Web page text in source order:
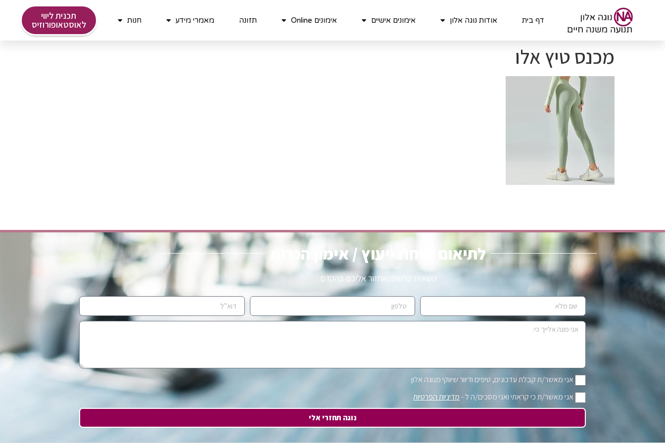
דף בית אודות נוגה אלון אימונים אישיים אימונים Online תזונה מאמרי מידע חנות תכנית ליווי
לאוסטאופורוזיס
מכנס טיץ אלו
לתיאום שיחת ייעוץ / אימון הכרות
השאירו פרטים ואחזור אליכם בהקדם
אני מאשר/ת קבלת עדכונים, טיפים ודיוור שיווקי מנוגה אלון
אני מאשר/ת כי קראתי ואני מסכים/ה ל -מדיניות הפרטיות
נוגה תחזרי אלי